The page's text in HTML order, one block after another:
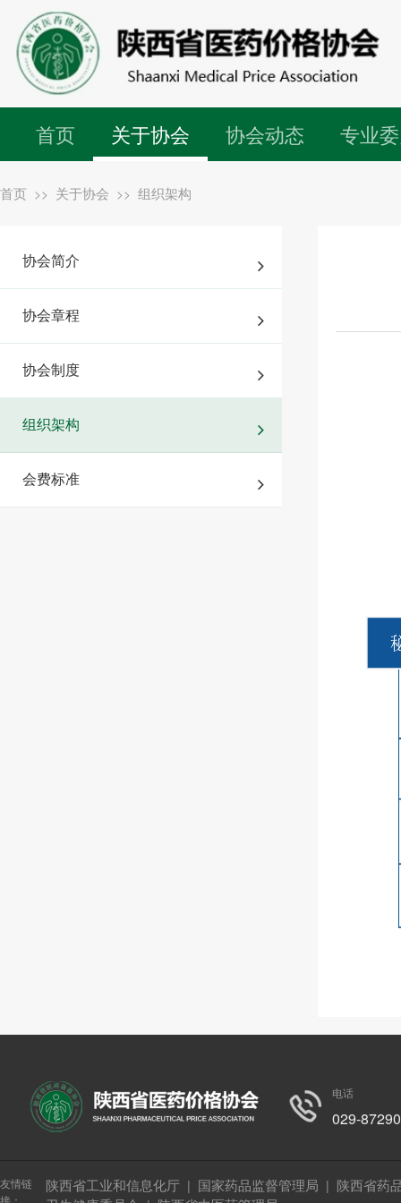
首页 关于协会 协会动态 专业
首页 >> 关于协会 >> 组织架构
协会简介
协会章程
协会制度
组织架构
会费标准
电话
029-
友情链
接：
陕西省工业和信息化厅 | 国家药品监督管理局 | 陕西省药